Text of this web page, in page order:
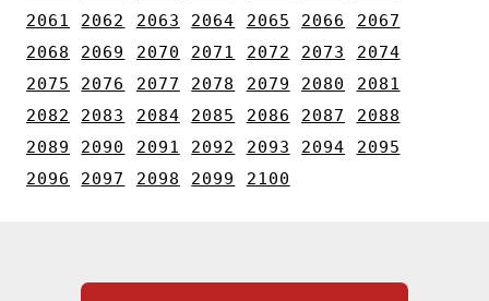
2061
2062 2063 2064 2065 2066
2067
2068
2069 2070 2071 2072 2073
2074
2075
2076 2077 2078 2079 2080
2081
2082
2083 2084 2085 2086 2087
2088
2089
2090 2091 2092 2093 2094
2095
2096
2097 2098 2099 2100